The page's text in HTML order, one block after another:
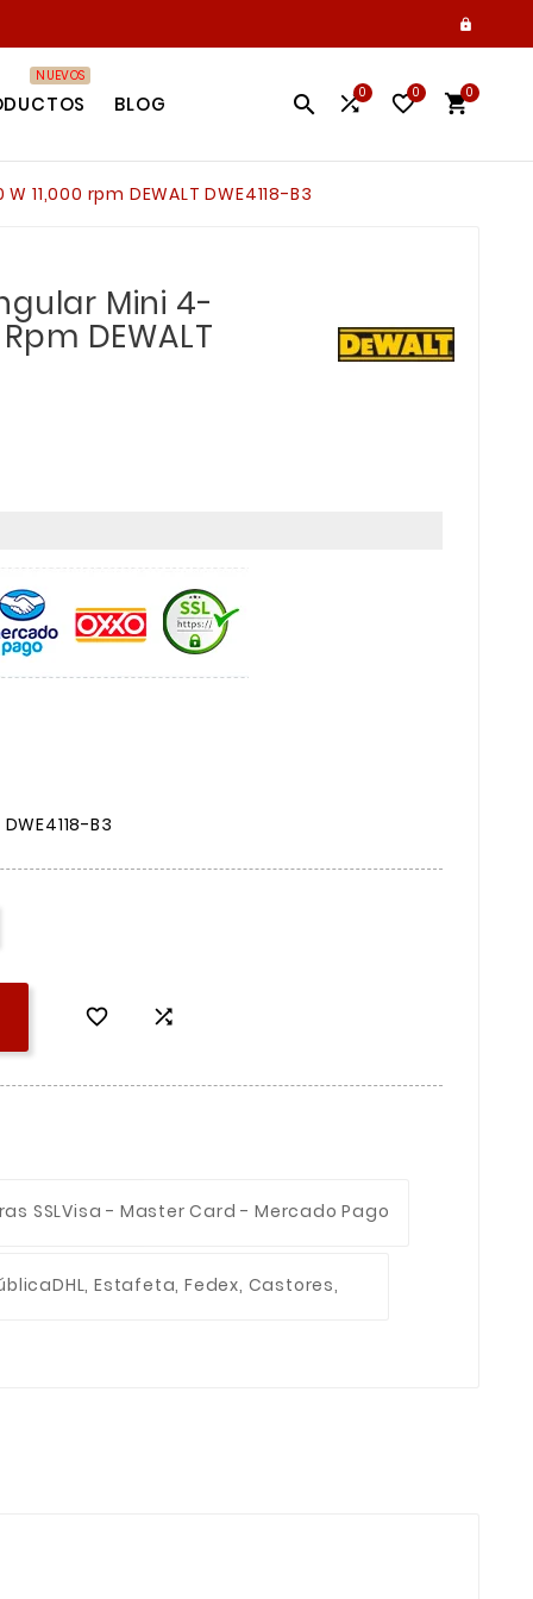

NUEVOS
BLOG  0 0 0
rpm DEWALT DWE4118-B3
Mini 4-
DEWALT
B3
 
SSLVisa - Master Card - Mercado Pago
DHL, Estafeta, Fedex, Castores,